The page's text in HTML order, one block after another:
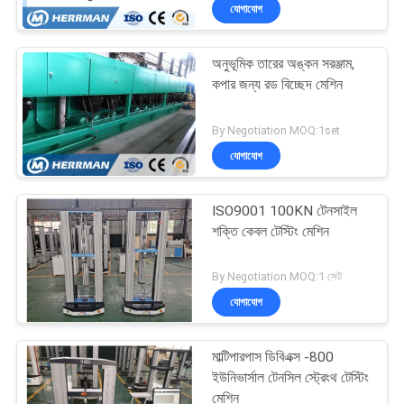
নিয়ন্ত্রণ
যোগাযোগ
করুন
খবর
উদ্ধৃতির
জন্য
আবেদন
সাইট
ম্যাপ
ফাইবার অপটিক ক্যাবল
মেকিং মেশিন
তারের এক্সট্রুশন মেশিন
যোগাযোগ
অনুভূমিক তারের অঙ্কন সরঞ্জাম,
কপার জন্য রড বিচ্ছেদ মেশিন
By Negotiation MOQ:1set
যোগাযোগ
ISO9001 100KN টেনসাইল
শক্তি কেবল টেস্টিং মেশিন
By Negotiation MOQ:1 সেট
যোগাযোগ
মাল্টিপারপাস ডিবিএক্স -800
ইউনিভার্সাল টেনসিল স্ট্রেংথ টেস্টিং
মেশিন